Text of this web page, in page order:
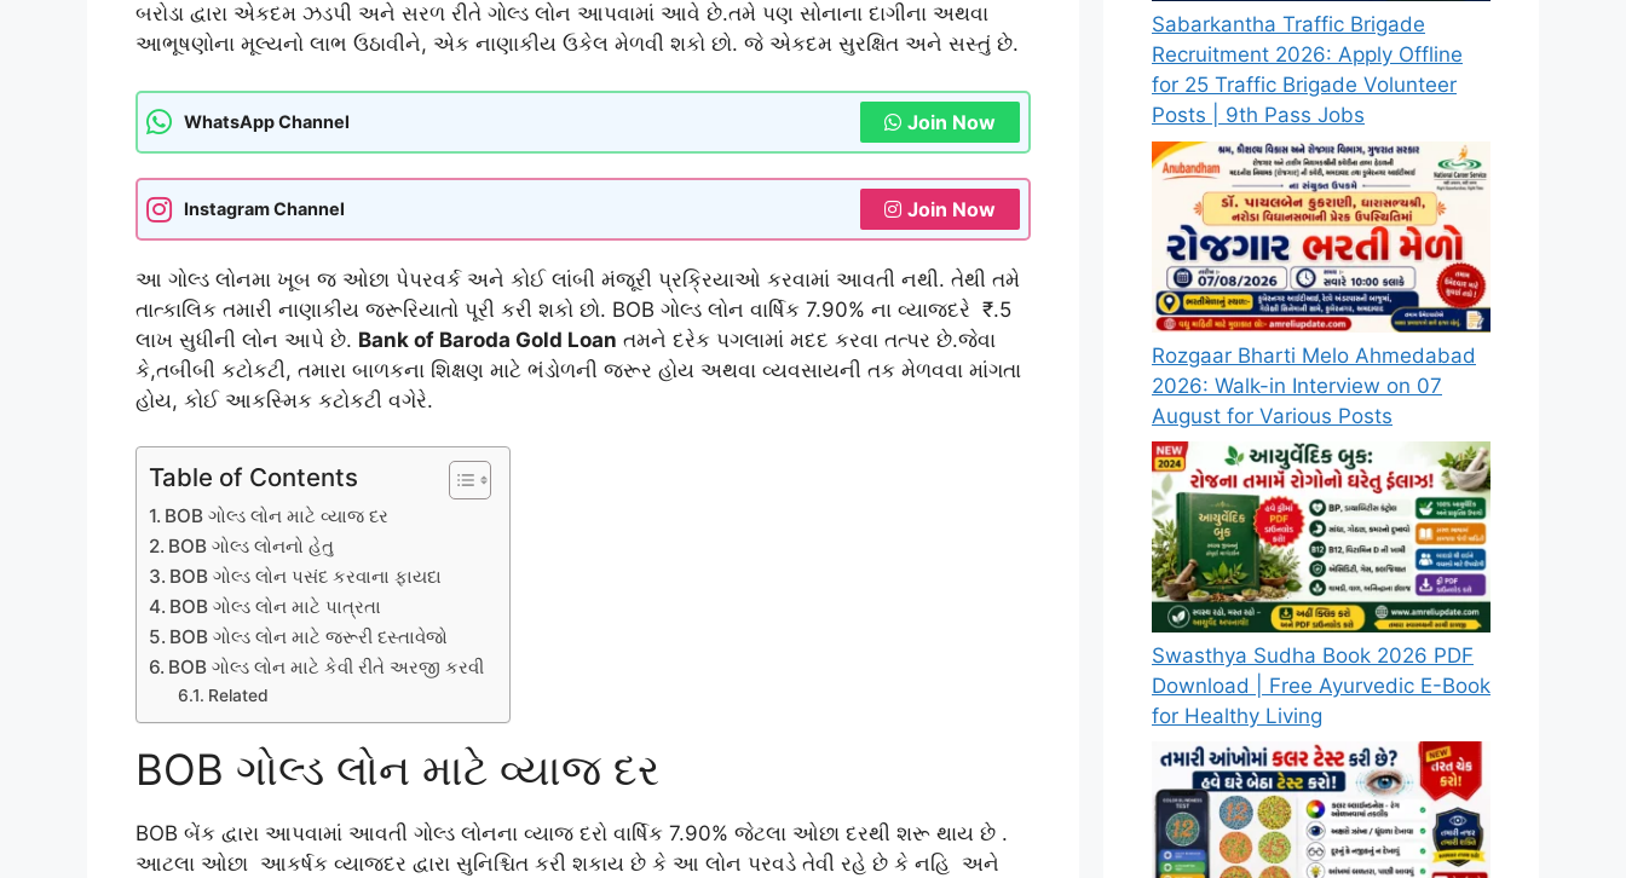
બરોડા દ્વારા એકદમ ઝડપી અને સરળ રીતે ગોલ્ડ લોન આપવામાં આવે છે.તમે પણ સોનાના દાગીના અથવા
આભૂષણોના મૂલ્યનો લાભ ઉઠાવીને, એક નાણાકીય ઉકેલ મેળવી શકો છો. જે એકદમ સુરક્ષિત અને સસ્તું છે.
WhatsApp Channel Join Now
Instagram Channel Join Now
આ ગોલ્ડ લોનમા ખૂબ જ ઓછા પેપરવર્ક અને કોઈ લાંબી મંજૂરી પ્રક્રિયાઓ કરવામાં આવતી નથી. તેથી તમે
તાત્કાલિક તમારી નાણાકીય જરૂરિયાતો પૂરી કરી શકો છો. BOB ગોલ્ડ લોન વાર્ષિક 7.90% ના વ્યાજદરે ₹.5
લાખ સુધીની લોન આપે છે. Bank of Baroda Gold Loan તમને દરેક પગલામાં મદદ કરવા તત્પર છે.જેવા
કે,તબીબી કટોકટી, તમારા બાળકના શિક્ષણ માટે ભંડોળની જરૂર હોય અથવા વ્યવસાયની તક મેળવવા માંગતા
હોય, કોઈ આકસ્મિક કટોકટી વગેરે.
Table of Contents
BOB ગોલ્ડ લોન માટે વ્યાજ દર
BOB ગોલ્ડ લોનનો હેતુ
BOB ગોલ્ડ લોન પસંદ કરવાના ફાયદા
BOB ગોલ્ડ લોન માટે પાત્રતા
BOB ગોલ્ડ લોન માટે જરૂરી દસ્તાવેજો
BOB ગોલ્ડ લોન માટે કેવી રીતે અરજી કરવી
Related
BOB ગોલ્ડ લોન માટે વ્યાજ દર
BOB બેંક દ્વારા આપવામાં આવતી ગોલ્ડ લોનના વ્યાજ દરો વાર્ષિક 7.90% જેટલા ઓછા દરથી શરૂ થાય છે .
આટલા ઓછા આકર્ષક વ્યાજદર દ્વારા સુનિશ્ચિત કરી શકાય છે કે આ લોન પરવડે તેવી રહે છે કે નહિ અને
Sabarkantha Traffic Brigade
Recruitment 2026: Apply Offline
for 25 Traffic Brigade Volunteer
Posts | 9th Pass Jobs
Rozgaar Bharti Melo Ahmedabad
2026: Walk-in Interview on 07
August for Various Posts
Swasthya Sudha Book 2026 PDF
Download | Free Ayurvedic E-Book
for Healthy Living